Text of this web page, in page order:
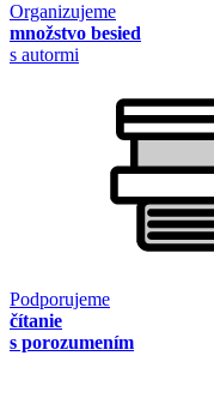
Organizujeme
množstvo besied
s autormi
Podporujeme
čítanie
s porozumením